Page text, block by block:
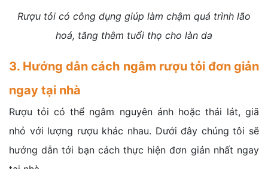
Rượu tỏi có công dụng giúp làm chậm quá trình lão
hoá, tăng thêm tuổi thọ cho làn da
3. Hướng dẫn cách ngâm rượu tỏi đơn giản
ngay tại nhà
Rượu tỏi có thể ngâm nguyên ánh hoặc thái lát, giã
nhỏ với lượng rượu khác nhau. Dưới đây chúng tôi sẽ
hướng dẫn tới bạn cách thực hiện đơn giản nhất ngay